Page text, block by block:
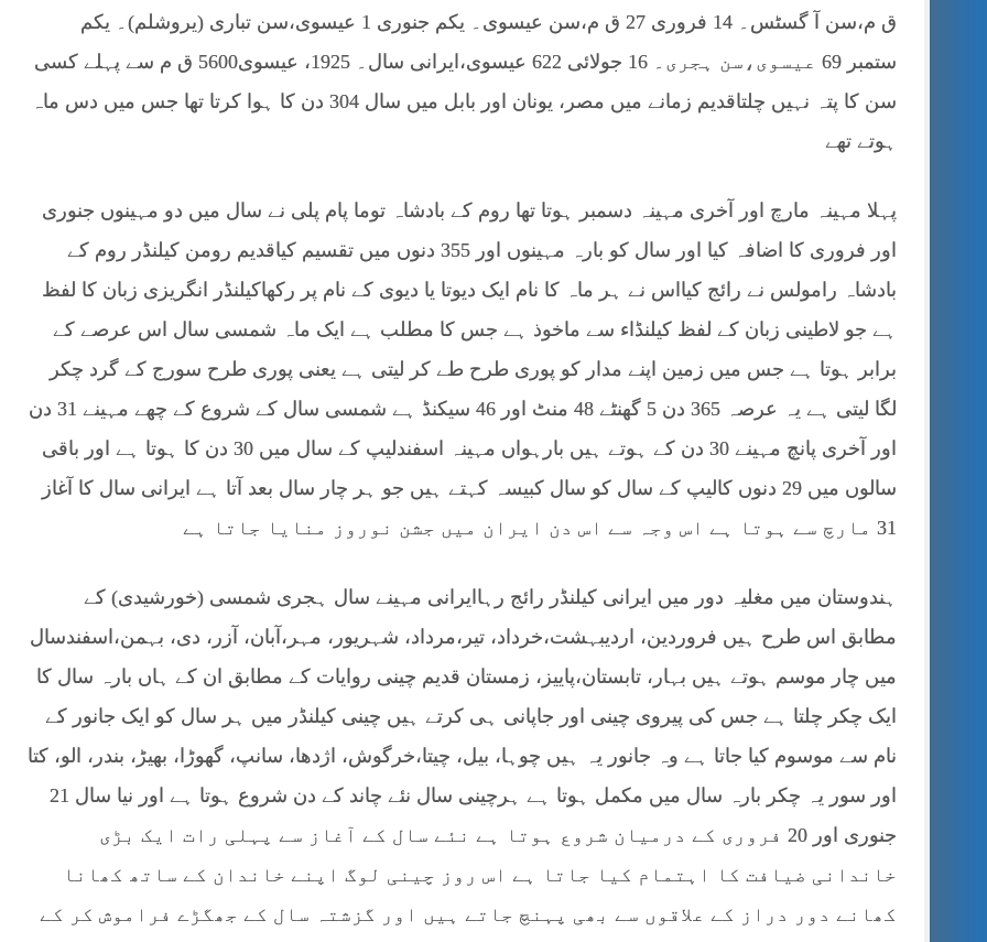
ق م،سن آ گسٹس۔ 14 فروری 27 ق م،سن عیسوی۔ یکم جنوری 1 عیسوی،سن تباری (یروشلم)۔ یکم
ستمبر 69 عیسوی،سن ہجری۔ 16 جولائی 622 عیسوی،ایرانی سال۔ 1925، عیسوی5600 ق م سے پہلے کسی
سن کا پتہ نہیں چلتاقدیم زمانے میں مصر، یونان اور بابل میں سال 304 دن کا ہوا کرتا تھا جس میں دس ماہ
ہوتے تھے
پہلا مہینہ مارچ اور آخری مہینہ دسمبر ہوتا تھا روم کے بادشاہ توما پام پلی نے سال میں دو مہینوں جنوری
اور فروری کا اضافہ کیا اور سال کو بارہ مہینوں اور 355 دنوں میں تقسیم کیاقدیم رومن کیلنڈر روم کے
بادشاہ رامولس نے رائج کیااس نے ہر ماہ کا نام ایک دیوتا یا دیوی کے نام پر رکھاکیلنڈر انگریزی زبان کا لفظ
ہے جو لاطینی زبان کے لفظ کیلنڈاء سے ماخوذ ہے جس کا مطلب ہے ایک ماہ شمسی سال اس عرصے کے
برابر ہوتا ہے جس میں زمین اپنے مدار کو پوری طرح طے کر لیتی ہے یعنی پوری طرح سورج کے گرد چکر
لگا لیتی ہے یہ عرصہ 365 دن 5 گھنٹے 48 منٹ اور 46 سیکنڈ ہے شمسی سال کے شروع کے چھے مہینے 31 دن
اور آخری پانچ مہینے 30 دن کے ہوتے ہیں بارہواں مہینہ اسفندلیپ کے سال میں 30 دن کا ہوتا ہے اور باقی
سالوں میں 29 دنوں کالیپ کے سال کو سال کبیسہ کہتے ہیں جو ہر چار سال بعد آتا ہے ایرانی سال کا آغاز
31 مارچ سے ہوتا ہے اس وجہ سے اس دن ایران میں جشن نوروز منایا جاتا ہے
ہندوستان میں مغلیہ دور میں ایرانی کیلنڈر رائج رہاایرانی مہینے سال ہجری شمسی (خورشیدی) کے
مطابق اس طرح ہیں فروردین، اردیبہشت،خرداد، تیر،مرداد، شہریور، مہر،آبان، آزر، دی، بہمن،اسفندسال
میں چار موسم ہوتے ہیں بہار، تابستان،پاییز، زمستان قدیم چینی روایات کے مطابق ان کے ہاں بارہ سال کا
ایک چکر چلتا ہے جس کی پیروی چینی اور جاپانی ہی کرتے ہیں چینی کیلنڈر میں ہر سال کو ایک جانور کے
نام سے موسوم کیا جاتا ہے وہ جانور یہ ہیں چوہا، بیل، چیتا،خرگوش، اژدھا، سانپ، گھوڑا، بھیڑ، بندر، الو، کتا
اور سور یہ چکر بارہ سال میں مکمل ہوتا ہے ہرچینی سال نئے چاند کے دن شروع ہوتا ہے اور نیا سال 21
جنوری اور 20 فروری کے درمیان شروع ہوتا ہے نئے سال کے آغاز سے پہلی رات ایک بڑی
خاندانی ضیافت کا اہتمام کیا جاتا ہے اس روز چینی لوگ اپنے خاندان کے ساتھ کھانا
کھانے دور دراز کے علاقوں سے بھی پہنچ جاتے ہیں اور گزشتہ سال کے جھگڑے فراموش کر کے